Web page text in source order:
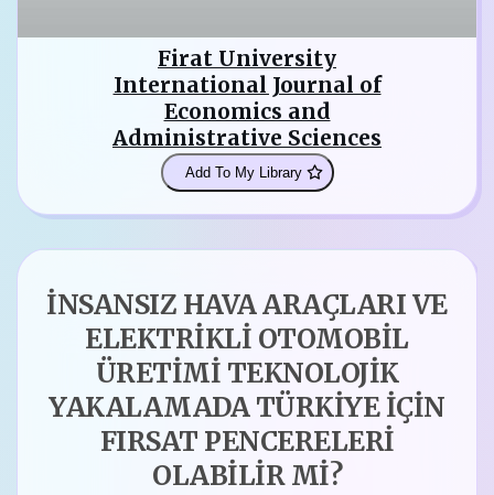
Firat University
International Journal of
Economics and
Administrative Sciences
Add To My Library
İNSANSIZ HAVA ARAÇLARI VE
ELEKTRİKLİ OTOMOBİL
ÜRETİMİ TEKNOLOJİK
YAKALAMADA TÜRKİYE İÇİN
FIRSAT PENCERELERİ
OLABİLİR Mİ?